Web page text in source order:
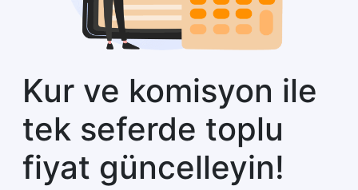
Kur ve komisyon ile
tek seferde toplu
fiyat güncelleyin!